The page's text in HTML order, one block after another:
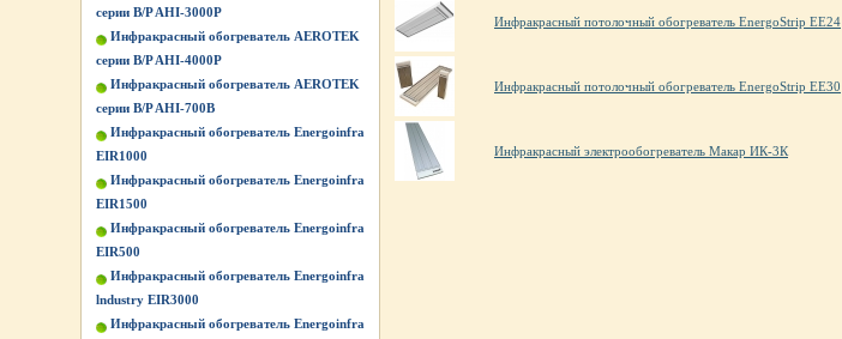
серии B/P AHI-3000P
Инфракрасный обогреватель AEROTEK
серии B/P AHI-4000P
Инфракрасный обогреватель AEROTEK
серии B/P AHI-700B
Инфракрасный обогреватель Energoinfra
EIR1000
Инфракрасный обогреватель Energoinfra
EIR1500
Инфракрасный обогреватель Energoinfra
EIR500
Инфракрасный обогреватель Energoinfra
lndustry EIR3000
Инфракрасный обогреватель Energoinfra
Инфракрасный потолочный обогреватель EnergoStrip EE24
Инфракрасный потолочный обогреватель EnergoStrip EE30
Инфракрасный электрообогреватель Макар ИК-3К